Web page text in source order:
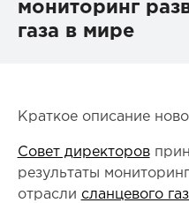
мониторинг
газа в мире
Краткое описание
Совет директоров
результаты
отрасли сланцевого